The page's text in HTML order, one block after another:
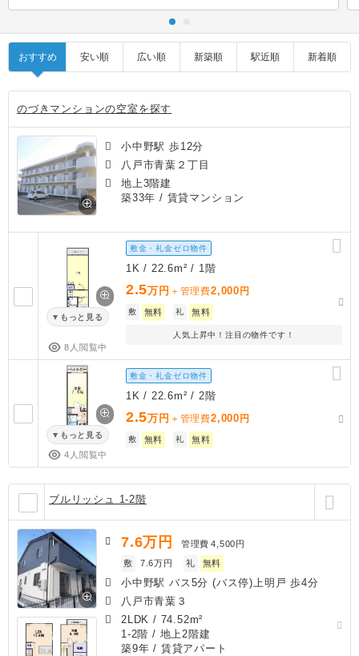
おすすめ 安い順 広い順 新築順 駅近順 新着順
のづきマンションの空室を探す
小中野駅 歩12分
八戸市青葉２丁目
地上3階建
築33年 / 賃貸マンション
もっと見る
8人閲覧中
敷金・礼金ゼロ物件
1K / 22.6m² / 1階
2.5万円 ＋管理費2,000 円
敷 無料 礼 無料
人気上昇中！注目の物件です！
もっと見る
4人閲覧中
敷金・礼金ゼロ物件
1K / 22.6m² / 2階
2.5万円 ＋管理費2,000 円
敷 無料 礼 無料
ブルリッシュ 1-2階
7.6万円 管理費 4,500円
敷
7.6万円 礼 無料
小中野駅 バス5分 (バス停)上明戸 歩4分
八戸市青葉３
2LDK / 74.52m²
1-2階 / 地上2階建
築9年 / 賃貸アパート